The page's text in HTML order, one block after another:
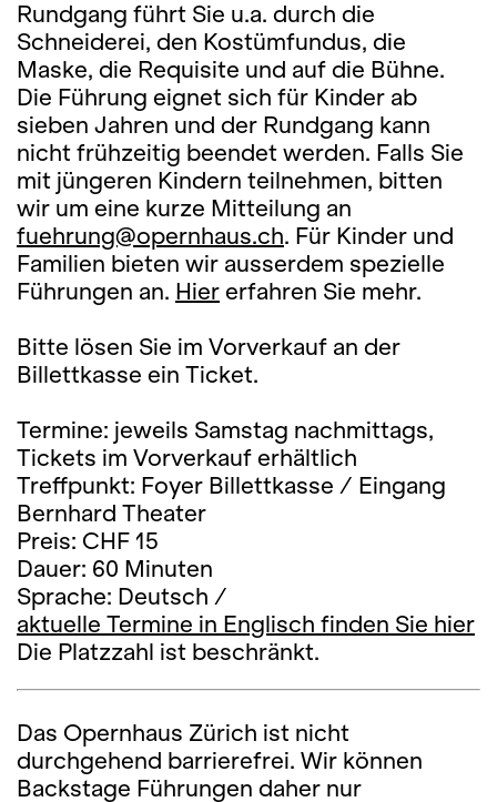
Rundgang führt Sie u.a. durch die
Schneiderei, den Kostümfundus, die
Maske, die Requisite und auf die Bühne.
Die Führung eignet sich für Kinder ab
sieben Jahren und der Rundgang kann
nicht frühzeitig beendet werden. Falls Sie
mit jüngeren Kindern teilnehmen, bitten
wir um eine kurze Mitteilung an
fuehrung@opernhaus.ch. Für Kinder und
Familien bieten wir ausserdem spezielle
Führungen an. Hier erfahren Sie mehr.
Bitte lösen Sie im Vorverkauf an der
Billettkasse ein Ticket.
Termine: jeweils Samstag nachmittags,
Tickets im Vorverkauf erhältlich
Treffpunkt: Foyer Billettkasse / Eingang
Bernhard Theater
Preis: CHF 15
Dauer: 60 Minuten
Sprache: Deutsch /
aktuelle Termine in Englisch finden Sie hier
Die Platzzahl ist beschränkt.
Das Opernhaus Zürich ist nicht
durchgehend barrierefrei. Wir können
Backstage Führungen daher nur